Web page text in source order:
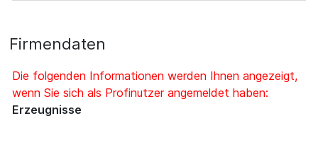
Firmendaten
Die folgenden Informationen werden Ihnen angezeigt,
wenn Sie sich als Profinutzer angemeldet haben:
Erzeugnisse